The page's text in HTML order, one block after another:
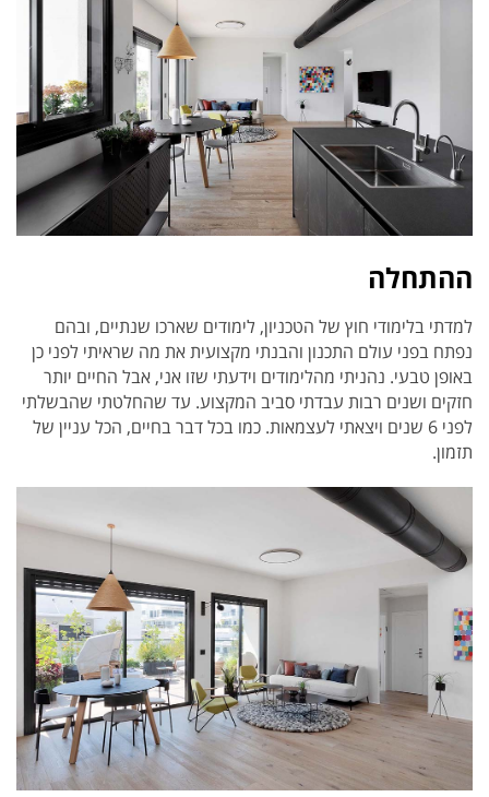
ההתחלה
למדתי בלימודי חוץ של הטכניון, לימודים שארכו שנתיים, ובהם
נפתח בפני עולם התכנון והבנתי מקצועית את מה שראיתי לפני כן
באופן טבעי. נהניתי מהלימודים וידעתי שזו אני, אבל החיים יותר
חזקים ושנים רבות עבדתי סביב המקצוע. עד שהחלטתי שהבשלתי
לפני 6 שנים ויצאתי לעצמאות. כמו בכל דבר בחיים, הכל עניין של
תזמון.